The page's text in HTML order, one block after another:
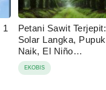
1
Petani Sawit Terjepit:
Solar Langka, Pupuk
Naik, El Niño
Mengancam
EKOBIS